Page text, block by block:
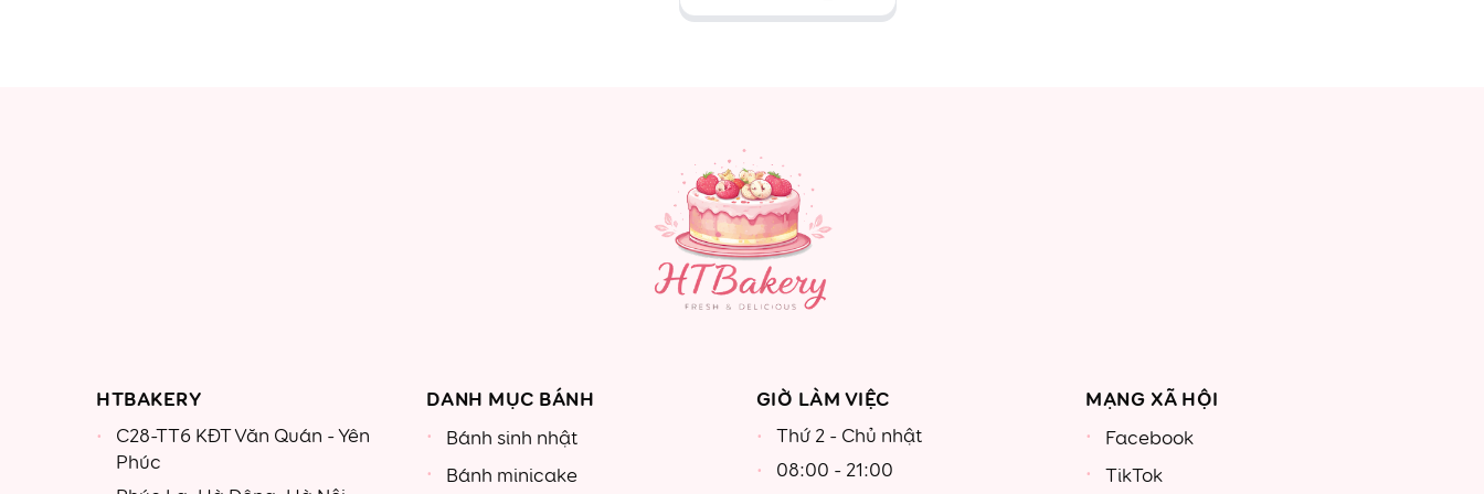
vuông
HTBAKERY
C28-TT6 KĐT Văn Quán - Yên
Phúc
DANH MỤC BÁNH
Bánh sinh nhật
Bánh minicake
GIỜ LÀM VIỆC
Thứ 2 - Chủ nhật
08:00 - 21:00
MẠNG XÃ HỘI
Facebook
TikTok